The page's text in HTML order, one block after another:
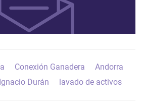
Conexión Ganadera
Andorra
Ignacio Durán lavado de activos